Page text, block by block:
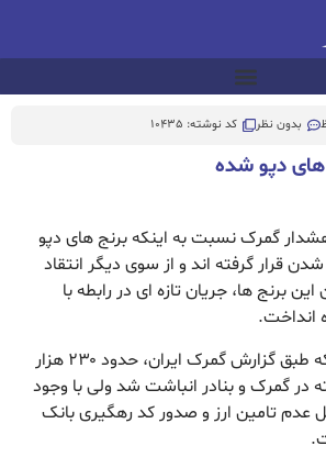
بدون نظر کد نوشته: 10435
های دپو شده
گمرک نسبت به اینکه برنج های دپو
قرار گرفته اند و از سوی دیگر انتقاد
برنج ها، جریان تازه ای در رابطه با
انداخت.
ماجرا از این قرار بود که طبق گزارش گمرک ایران، حدود ۲۳۰ هزار
در گمرک و بنادر انباشت شد ولی با وجود
عدم تامین ارز و صدور کد رهگیری بانک